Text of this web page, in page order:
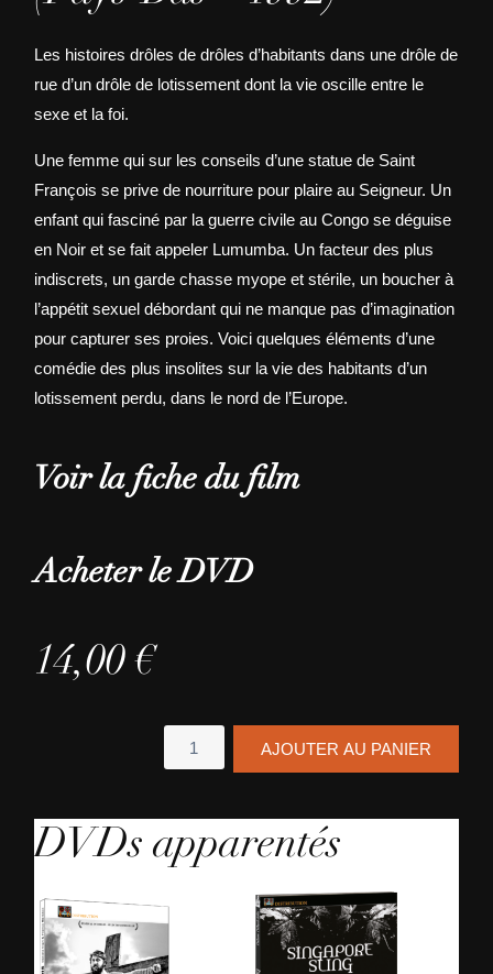
Les histoires drôles de drôles d’habitants dans une drôle de
rue d’un drôle de lotissement dont la vie oscille entre le
sexe et la foi.
Une femme qui sur les conseils d’une statue de Saint
François se prive de nourriture pour plaire au Seigneur. Un
enfant qui fasciné par la guerre civile au Congo se déguise
en Noir et se fait appeler Lumumba. Un facteur des plus
indiscrets, un garde chasse myope et stérile, un boucher à
l’appétit sexuel débordant qui ne manque pas d’imagination
pour capturer ses proies. Voici quelques éléments d’une
comédie des plus insolites sur la vie des habitants d’un
lotissement perdu, dans le nord de l’Europe.
Voir la fiche du film
Acheter le DVD
14,00€
AJOUTER AU PANIER
DVDs apparentés